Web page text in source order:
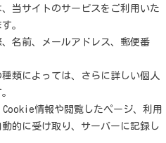
当サイトのサービスをご利用いた
。
名前、メールアドレス、郵便番
類によっては、さらに詳しい個人
情報や閲覧したページ、利用
的に受け取り、サーバーに記録し